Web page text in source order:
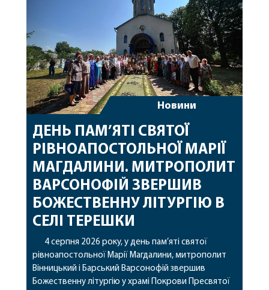
Новини
ДЕНЬ ПАМ’ЯТІ СВЯТОЇ
РІВНОАПОСТОЛЬНОЇ МАРІЇ
МАГДАЛИНИ. МИТРОПОЛИТ
ВАРСОНОФІЙ ЗВЕРШИВ
БОЖЕСТВЕННУ ЛІТУРГІЮ В
СЕЛІ ТЕРЕШКИ
4 серпня 2026 року, у день пам’яті святої
рівноапостольної Марії Магдалини, митрополит
Вінницький і Барський Варсонофій звершив
Божественну літургію у храмі Покрови Пресвятої